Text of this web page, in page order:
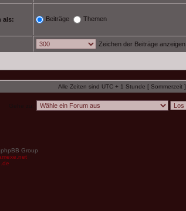
als: Beiträge Themen
Zeichen der Beiträge anzeigen
Alle Zeiten sind UTC + 1 Stunde [ Sommerzeit ]
Group